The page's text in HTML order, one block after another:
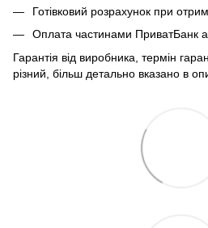
Готівковий розрахунок при
Оплата частинами ПриватБанк
Гарантія від виробника, термін
різний, більш детально вказано в